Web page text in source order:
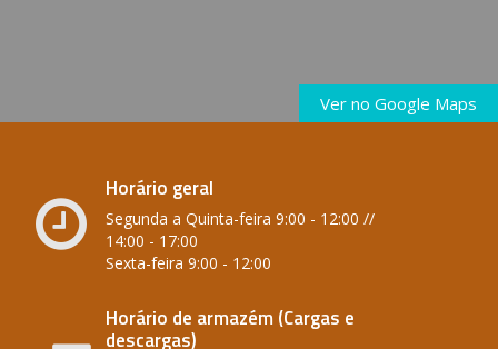
Ver no Google Maps
Horário geral
Segunda a Quinta-feira 9:00 - 12:00 //
14:00 - 17:00
Sexta-feira 9:00 - 12:00
Horário de armazém (Cargas e
descargas)